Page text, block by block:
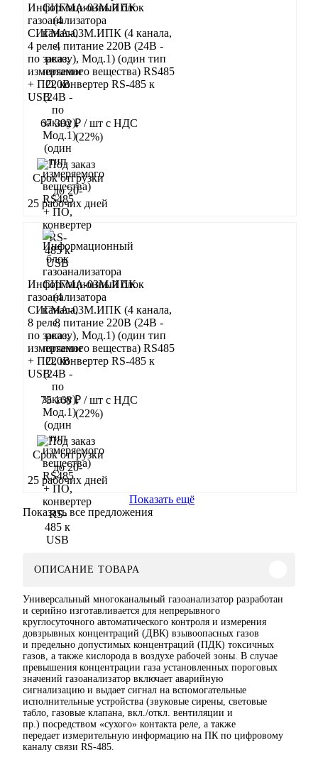
Информационный блок
газоанализатора
СИГМА-03М.ИПК (4 канала,
4 реле, питание 220В (24В -
по заказу), Мод.1) (один тип
измеряемого вещества) RS485
+ ПО, конвертер RS-485 к
USB
67 392 ₽ / шт с НДС
(22%)
Срок отгрузки
до 20-
25 рабочих дней
Информационный блок
газоанализатора
СИГМА-03М.ИПК (4 канала,
8 реле, питание 220В (24В -
по заказу), Мод.1) (один тип
измеряемого вещества) RS485
+ ПО, конвертер RS-485 к
USB
75 168 ₽ / шт с НДС
(22%)
Срок отгрузки
до 20-
25 рабочих дней
Показать ещё
Показать все предложения
ОПИСАНИЕ ТОВАРА
Универсальный многоканальный газоанализатор разработан
и серийно изготавливается для непрерывного
круглосуточного автоматического контроля и измерения
довзрывных концентраций (ДВК) взывоопасных газов
и предельно допустимых концентраций (ПДК) токсичных
газов, а также кислорода в воздухе рабочей зоны. В случае
превышения концентрации газа установленных пороговых
значений газоанализатор включает аварийную
сигнализацию и выдает сигнал на вспомогательные
исполнительные устройства (звуковые сирены, световые
табло, газовые клапана, вкл./откл. вентиляции и
пр.) посредством «сухого» контакта реле, а также
передает измерительную информацию на ПК по цифровому
каналу связи RS-485.